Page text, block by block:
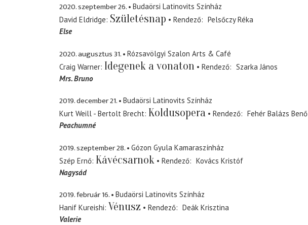
2020. szeptember 26.
Budaörsi Latinovits Színház
David Eldridge Születésnap Rendező
Pelsőczy Réka
Else
2020. augusztus 31.
Rózsavölgyi Szalon Arts & Café
Craig Warner Idegenek a vonaton Rendező
Szarka János
Mrs. Bruno
2019. december 21.
Budaörsi Latinovits Színház
Kurt Weill - Bertolt Brecht Koldusopera Rendező
Fehér Balázs Benő
Peachumné
2019. szeptember 28.
Gózon Gyula Kamaraszínház
Szép Ernő Kávécsarnok Rendező
Kovács Kristóf
Nagysád
2019. február 16.
Budaörsi Latinovits Színház
Hanif Kureishi Vénusz Rendező
Deák Krisztina
Valerie